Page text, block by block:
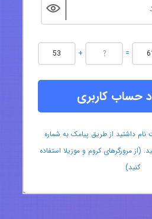
+ =
حساب کاربری
داشتید از طریق پیامک به شماره
اطلاع دهید. (از مرورگرهای کروم و موزیلا استفاده
کنید)